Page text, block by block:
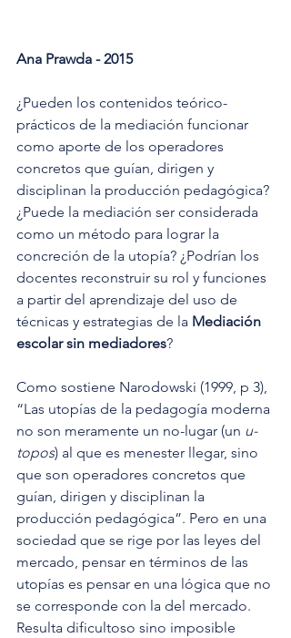
Ana Prawda - 2015
¿Pueden los contenidos teórico-
prácticos de la mediación funcionar
como aporte de los operadores
concretos que guían, dirigen y
disciplinan la producción pedagógica?
¿Puede la mediación ser considerada
como un método para lograr la
concreción de la utopía? ¿Podrían los
docentes reconstruir su rol y funciones
a partir del aprendizaje del uso de
técnicas y estrategias de la Mediación
escolar sin mediadores?
Como sostiene Narodowski (1999, p 3),
“Las utopías de la pedagogía moderna
no son meramente un no-lugar (un u-
topos) al que es menester llegar, sino
que son operadores concretos que
guían, dirigen y disciplinan la
producción pedagógica”. Pero en una
sociedad que se rige por las leyes del
mercado, pensar en términos de las
utopías es pensar en una lógica que no
se corresponde con la del mercado.
Resulta dificultoso sino imposible